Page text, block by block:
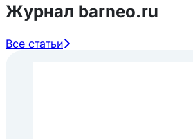
Журнал barneo.ru
Все статьи